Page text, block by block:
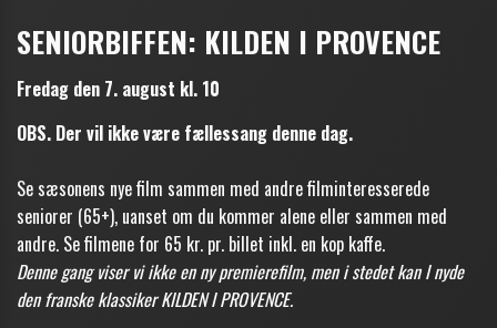
SENIORBIFFEN: KILDEN I PROVENCE
Fredag den 7. august kl. 10
OBS. Der vil ikke være fællessang denne dag.
Se sæsonens nye film sammen med andre filminteresserede
seniorer (65+), uanset om du kommer alene eller sammen med
andre. Se filmene for 65 kr. pr. billet inkl. en kop kaffe.
Denne gang viser vi ikke en ny premierefilm, men i stedet kan I nyde
den franske klassiker KILDEN I PROVENCE.